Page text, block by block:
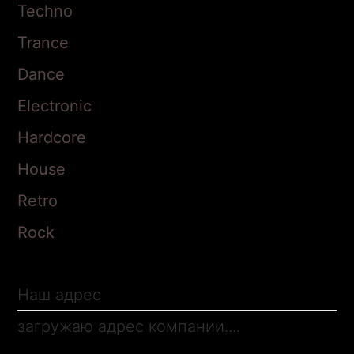
Techno
Trance
Dance
Electronic
Hardcore
House
Retro
Rock
Наш адрес
загружаю адрес компании....
Адрес доставки
Доставка